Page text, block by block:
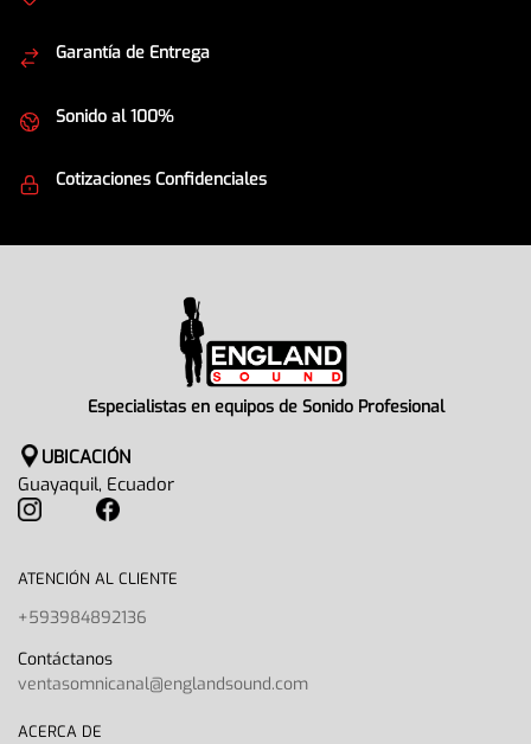
Garantía de Entrega
Sonido al 100%
Cotizaciones Confidenciales
Especialistas en equipos de Sonido Profesional
UBICACIÓN
Guayaquil, Ecuador
ATENCIÓN AL CLIENTE
+593984892136
Contáctanos
ventasomnicanal@englandsound.com
ACERCA DE